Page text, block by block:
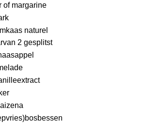
of margarine
naturel
2 gesplitst